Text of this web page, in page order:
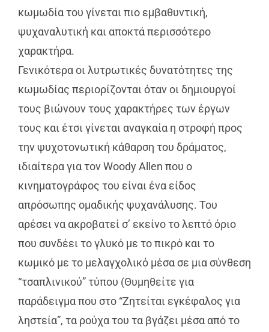
κωμωδία του γίνεται πιο εμβαθυντική,
ψυχαναλυτική και αποκτά περισσότερο
χαρακτήρα.
Γενικότερα οι λυτρωτικές δυνατότητες της
κωμωδίας περιορίζονται όταν οι δημιουργοί
τους βιώνουν τους χαρακτήρες των έργων
τους και έτσι γίνεται αναγκαία η στροφή προς
την ψυχοτονωτική κάθαρση του δράματος,
ιδιαίτερα για τον Woody Allen που ο
κινηματογράφος του είναι ένα είδος
απρόσωπης ομαδικής ψυχανάλυσης. Του
αρέσει να ακροβατεί σ’ εκείνο το λεπτό όριο
που συνδέει το γλυκό με το πικρό και το
κωμικό με το μελαγχολικό μέσα σε μια σύνθεση
“τσαπλινικού” τύπου (Θυμηθείτε για
παράδειγμα που στο “Ζητείται εγκέφαλος για
ληστεία”, τα ρούχα του τα βγάζει μέσα από το